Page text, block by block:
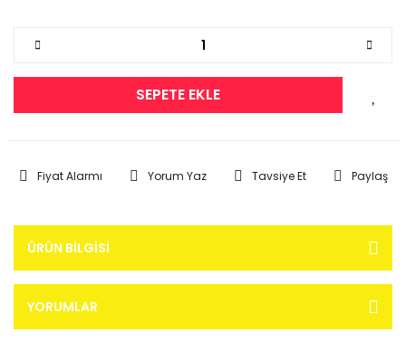
SEPETE EKLE
Fiyat Alarmı Yorum Yaz Tavsiye Et Paylaş
ÜRÜN BILGISI
YORUMLAR